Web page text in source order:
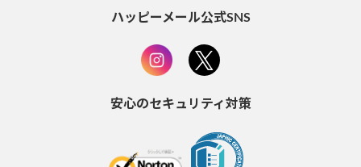
ハッピーメール公式SNS
安心のセキュリティ対策